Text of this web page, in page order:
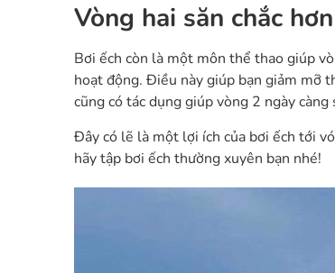
Vòng hai săn chắc
Bơi ếch còn là một môn thể thao giúp
hoạt động. Điều này giúp bạn giảm mỡ
cũng có tác dụng giúp vòng 2 ngày càng
Đây có lẽ là một lợi ích của bơi ếch tới
hãy tập bơi ếch thường xuyên bạn nhé!